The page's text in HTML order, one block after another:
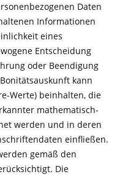
Daten
Informationen
eines
Entscheidung
oder Beendigung
kann
Werte) beinhalten, die
mathematisch-
werden und in deren
einfließen.
gemäß den
Die